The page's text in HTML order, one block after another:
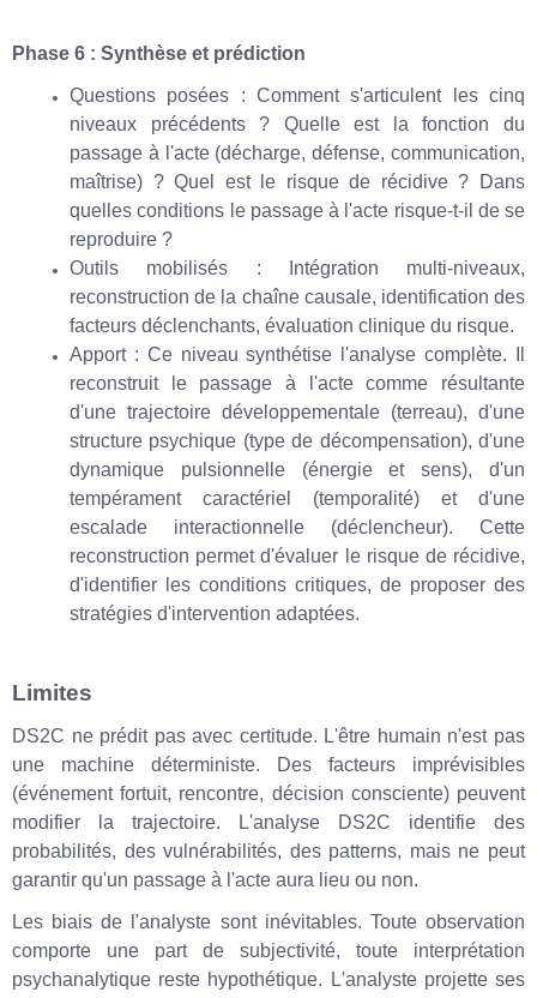
Phase 6 : Synthèse et prédiction
Questions posées : Comment s'articulent les cinq
niveaux précédents ? Quelle est la fonction du
passage à l'acte (décharge, défense, communication,
maîtrise) ? Quel est le risque de récidive ? Dans
quelles conditions le passage à l'acte risque-t-il de se
reproduire ?
Outils mobilisés : Intégration multi-niveaux,
reconstruction de la chaîne causale, identification des
facteurs déclenchants, évaluation clinique du risque.
Apport : Ce niveau synthétise l'analyse complète. Il
reconstruit le passage à l'acte comme résultante
d'une trajectoire développementale (terreau), d'une
structure psychique (type de décompensation), d'une
dynamique pulsionnelle (énergie et sens), d'un
tempérament caractériel (temporalité) et d'une
escalade interactionnelle (déclencheur). Cette
reconstruction permet d'évaluer le risque de récidive,
d'identifier les conditions critiques, de proposer des
stratégies d'intervention adaptées.
Limites
DS2C ne prédit pas avec certitude. L'être humain n'est pas
une machine déterministe. Des facteurs imprévisibles
(événement fortuit, rencontre, décision consciente) peuvent
modifier la trajectoire. L'analyse DS2C identifie des
probabilités, des vulnérabilités, des patterns, mais ne peut
garantir qu'un passage à l'acte aura lieu ou non.
Les biais de l'analyste sont inévitables. Toute observation
comporte une part de subjectivité, toute interprétation
psychanalytique reste hypothétique. L'analyste projette ses